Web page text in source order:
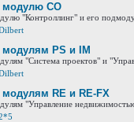
модулю СО
"Контроллинг" и его
PS и IM
"Система проектов" и
RE и RE-FX
"Управление